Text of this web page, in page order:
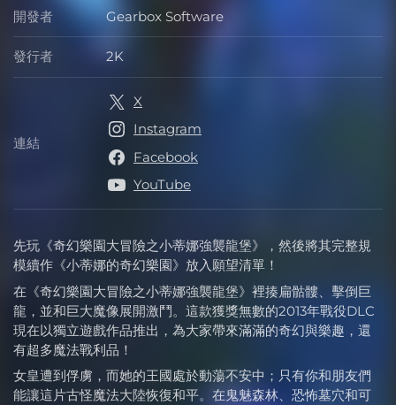
先玩《奇幻樂園大冒險之小蒂娜強襲龍堡》，然後將其完整規
模續作《小蒂娜的奇幻樂園》放入願望清單！
在《奇幻樂園大冒險之小蒂娜強襲龍堡》裡揍扁骷髏、擊倒巨
龍，並和巨大魔像展開激鬥。這款獲獎無數的2013年戰役DLC
現在以獨立遊戲作品推出，為大家帶來滿滿的奇幻與樂趣，還
有超多魔法戰利品！
女皇遭到俘虜，而她的王國處於動蕩不安中；只有你和朋友們
能讓這片古怪魔法大陸恢復和平。在鬼魅森林、恐怖墓穴和可
開發者 開發者
Gearbox Software
發行者 發行者
2K
連結 連結
X
Instagram
Facebook
YouTube